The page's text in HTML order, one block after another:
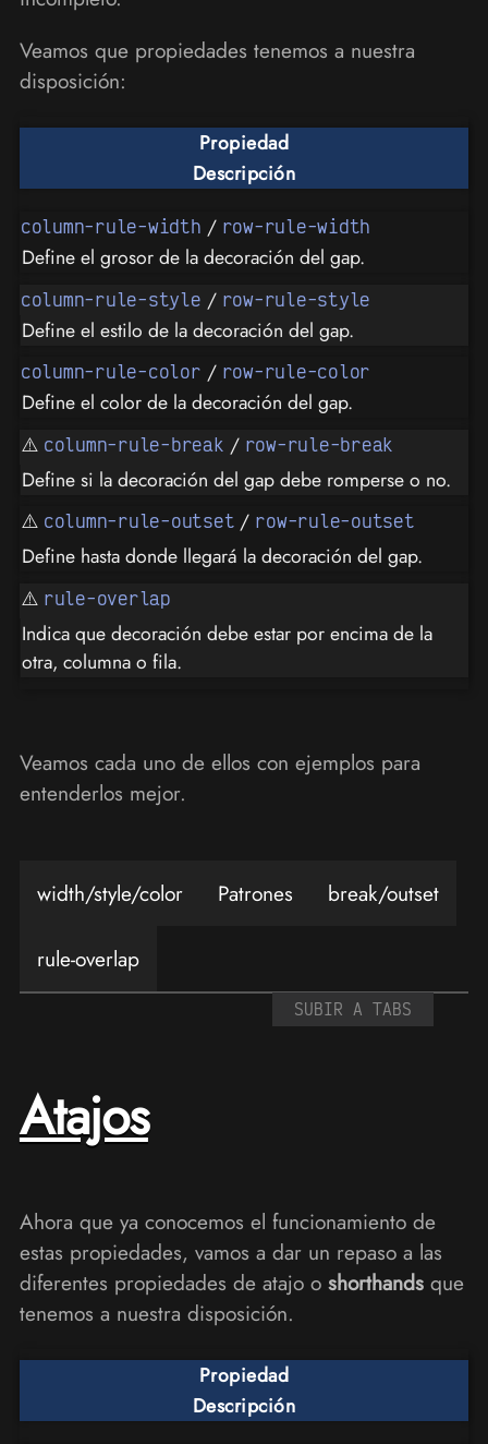
Veamos que propiedades tenemos a nuestra
disposición:
Propiedad
Descripción
column-rule-width / row-rule-width
Define el grosor de la decoración del gap.
column-rule-style / row-rule-style
Define el estilo de la decoración del gap.
column-rule-color / row-rule-color
Define el color de la decoración del gap.
⚠️ column-rule-break / row-rule-break
Define si la decoración del gap debe romperse o no.
⚠️ column-rule-outset / row-rule-outset
Define hasta donde llegará la decoración del gap.
⚠️ rule-overlap
Indica que decoración debe estar por encima de la
otra, columna o fila.
Veamos cada uno de ellos con ejemplos para
entenderlos mejor.
width/style/color Patrones break/outset
rule-overlap
SUBIR A TABS
Atajos
Ahora que ya conocemos el funcionamiento de
estas propiedades, vamos a dar un repaso a las
diferentes propiedades de atajo o shorthandsque
tenemos a nuestra disposición.
Propiedad
Descripción